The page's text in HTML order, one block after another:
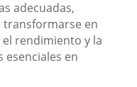
adecuadas,
transformarse en
rendimiento y la
esenciales en